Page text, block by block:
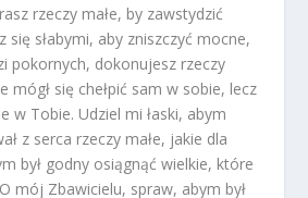
rzeczy małe, by zawstydzić
się słabymi, aby zniszczyć mocne,
pokornych, dokonujesz rzeczy
mógł się chełpić sam w sobie, lecz
w Tobie. Udziel mi łaski, abym
z serca rzeczy małe, jakie dla
był godny osiągnąć wielkie, które
mój Zbawicielu, spraw, abym był